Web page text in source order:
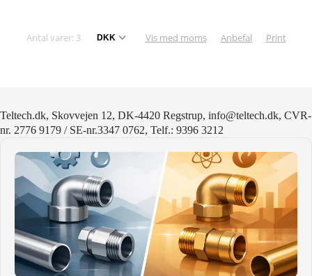
Antal varer: 3 Vis med moms Anbefal Print
Teltech.dk, Skovvejen 12, DK-4420 Regstrup, info@teltech.dk, CVR-
nr. 2776 9179 / SE-nr.3347 0762, Telf.: 9396 3212